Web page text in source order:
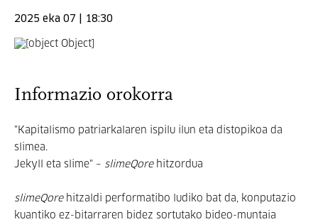
2025 eka 07 | 18:30
Informazio orokorra
"Kapitalismo patriarkalaren ispilu ilun eta distopikoa da
slimea.
Jekyll eta slime" – slimeQore hitzordua
slimeQore hitzaldi performatibo ludiko bat da, konputazio
kuantiko ez-bitarraren bidez sortutako bideo-muntaia